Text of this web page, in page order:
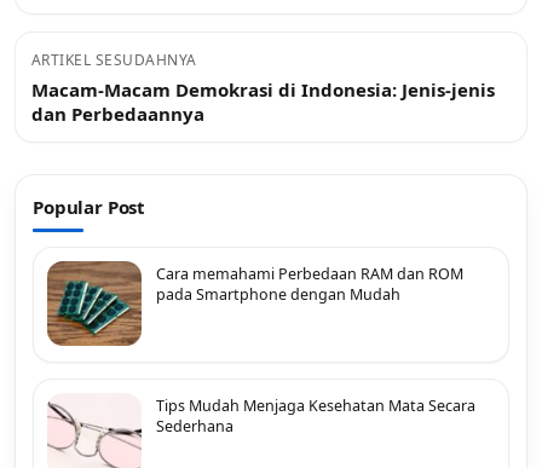
ARTIKEL SESUDAHNYA
Macam-Macam Demokrasi di Indonesia: Jenis-jenis
dan Perbedaannya
Popular Post
Cara memahami Perbedaan RAM dan ROM
pada Smartphone dengan Mudah
Tips Mudah Menjaga Kesehatan Mata Secara
Sederhana